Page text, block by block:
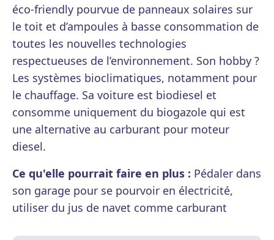
éco-friendly pourvue de panneaux solaires sur
le toit et d’ampoules à basse consommation de
toutes les nouvelles technologies
respectueuses de l’environnement. Son hobby ?
Les systèmes bioclimatiques, notamment pour
le chauffage. Sa voiture est biodiesel et
consomme uniquement du biogazole qui est
une alternative au carburant pour moteur
diesel.
Ce qu'elle pourrait faire en plus : Pédaler dans
son garage pour se pourvoir en électricité,
utiliser du jus de navet comme carburant